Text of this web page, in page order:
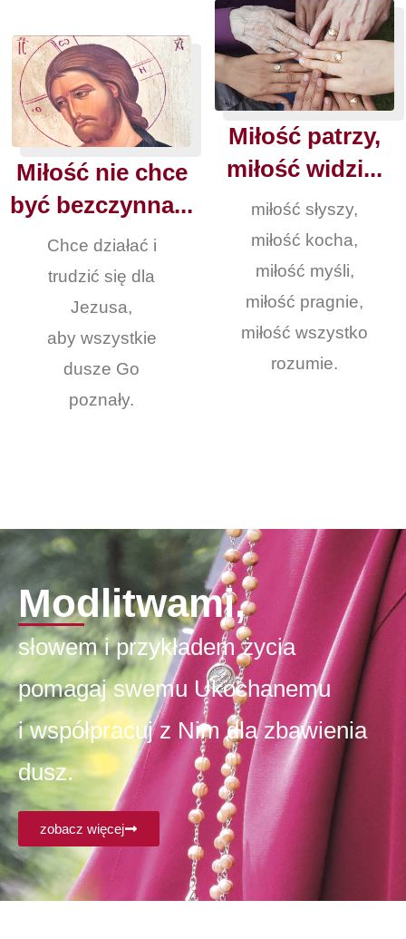
Miłość nie chce
być bezczynna...
Chce działać i
trudzić się dla
Jezusa,
aby wszystkie
dusze Go
poznały.
Miłość patrzy,
miłość widzi...
miłość słyszy,
miłość kocha,
miłość myśli,
miłość pragnie,
miłość wszystko
rozumie.
Modlitwami,
słowem i przykładem życia
pomagaj swemu Ukochanemu
i współpracuj z Nim dla zbawienia
dusz.
zobacz więcej